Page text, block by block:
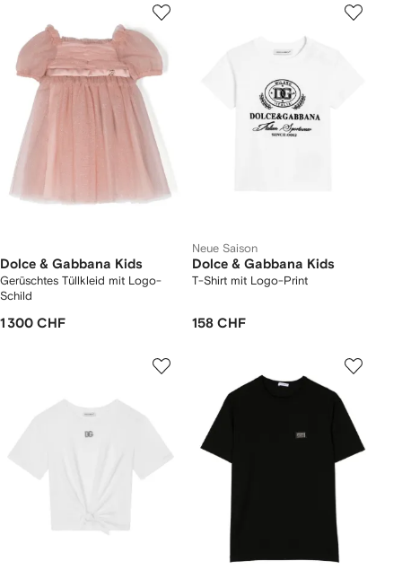
Dolce & Gabbana Kids
Gerüschtes Tüllkleid mit Logo-
Schild
1 300 CHF
Neue Saison
Dolce & Gabbana Kids
T-Shirt mit Logo-Print
158 CHF